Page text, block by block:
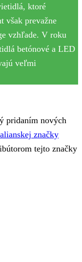
ktoré
však prevažne
vzhľade. V roku
betónové a LED
veľmi
pridaním nových
značky
tejto značky